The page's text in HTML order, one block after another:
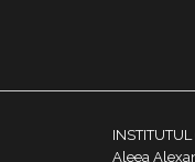
Aleea